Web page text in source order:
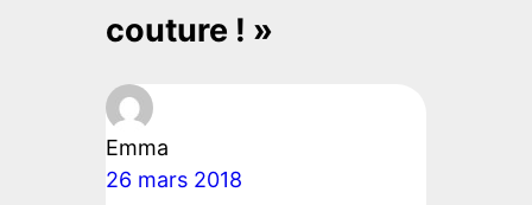
couture ! »
Emma
26 mars 2018